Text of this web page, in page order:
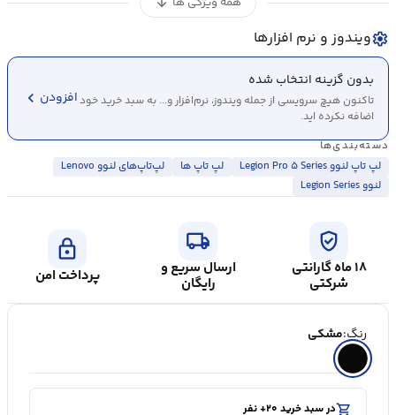
ویندوز و نرم افزارهاsettings
بدون گزینه انتخاب شده
تاکنون هیچ سرویسی از جمله ویندوز، نرم‌افزار و... به سبد خرید خود
اضافه نکرده اید.
افزودن chevron_left
دسته‌بندی‌ها
لپ تاپ لنوو Legion Pro ۵ Series
لپ تاپ ها
لپ‌تاپ‌های لنوو Lenovo
لنوو Legion Series
verified_user
۱۸ ماه گارانتی
شرکتی
local_shipping
ارسال سریع و
رایگان
lock
پرداخت امن
رنگ:مشکی
shopping_cartدر سبد خرید ۲۰+ نفر
visibility۵۰۰۰+ بازدید در ۲۴ ساعت اخیر
shopping_cartدر سبد خرید ۲۰+ نفر